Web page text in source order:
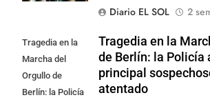
Diario EL SOL
2
Tragedia en la
Marcha del
Orgullo de
Berlín: la Policía
Tragedia en la
de Berlín: la Policía
principal
atentado